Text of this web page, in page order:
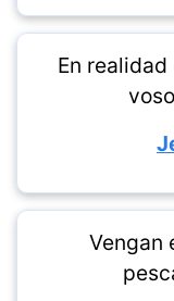
En
Vengan